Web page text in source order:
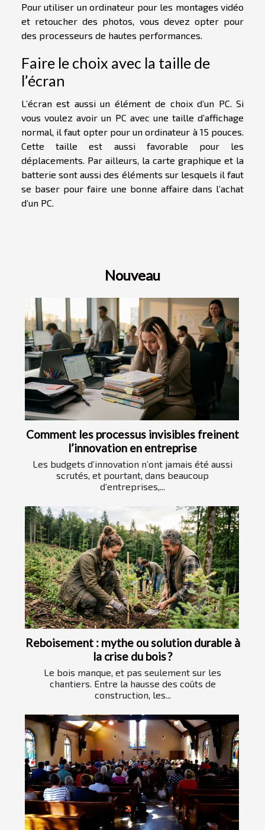
Pour utiliser un ordinateur pour les montages vidéo
et retoucher des photos, vous devez opter pour
des processeurs de hautes performances.
Faire le choix avec la taille de
l’écran
L’écran est aussi un élément de choix d’un PC. Si
vous voulez avoir un PC avec une taille d’affichage
normal, il faut opter pour un ordinateur à 15 pouces.
Cette taille est aussi favorable pour les
déplacements. Par ailleurs, la carte graphique et la
batterie sont aussi des éléments sur lesquels il faut
se baser pour faire une bonne affaire dans l’achat
d’un PC.
Nouveau
Comment les processus invisibles freinent
l’innovation en entreprise
Les budgets d’innovation n’ont jamais été aussi
scrutés, et pourtant, dans beaucoup
d’entreprises,...
Reboisement : mythe ou solution durable à
la crise du bois ?
Le bois manque, et pas seulement sur les
chantiers. Entre la hausse des coûts de
construction, les...